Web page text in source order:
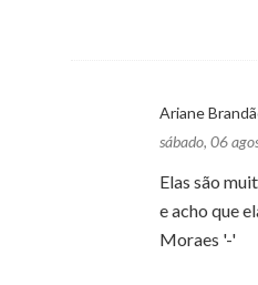
Ariane
sábado, 06
Elas são
e acho que
Moraes '-'